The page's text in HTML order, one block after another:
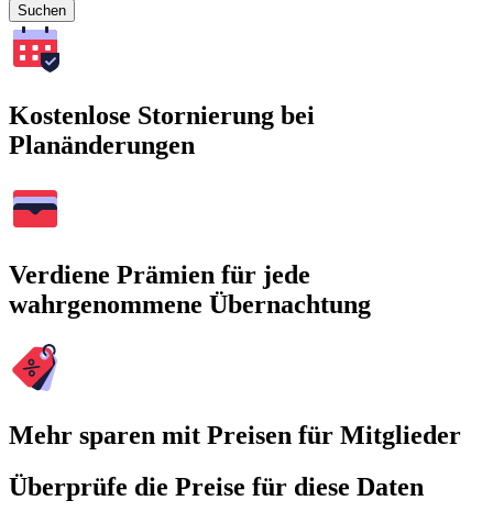
Suchen
Kostenlose Stornierung bei
Planänderungen
Verdiene Prämien für jede
wahrgenommene Übernachtung
Mehr sparen mit Preisen für Mitglieder
Überprüfe die Preise für diese Daten